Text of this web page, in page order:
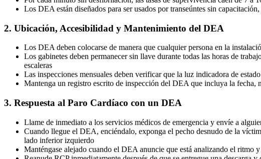
Los DEA están diseñados para ser usados por transeúntes sin
2. Ubicación, Accesibilidad y Mantenimiento del DEA
Los DEA deben colocarse de manera que cualquier persona en la
Los gabinetes deben permanecer sin llave durante todas las horas de
escaleras
Las inspecciones mensuales deben verificar que la luz indicadora de
Mantenga un registro escrito de inspección del DEA que incluya la fecha,
3. Respuesta al Paro Cardíaco con un DEA
Llame de inmediato a los servicios médicos de emergencia y envíe a
Cuando llegue el DEA, enciéndalo, exponga el pecho desnudo de la
lado inferior izquierdo
Manténgase alejado cuando el DEA anuncie que está analizando el ritmo